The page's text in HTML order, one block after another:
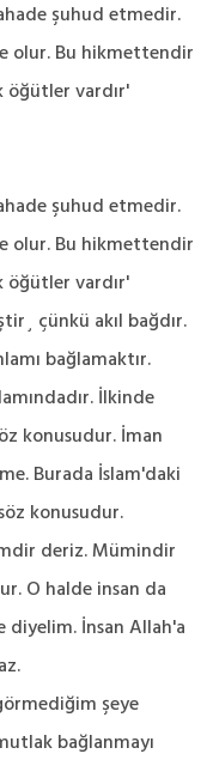
şuhud etmedir.
olur. Bu hikmettendir
öğütler vardır'
şuhud etmedir.
olur. Bu hikmettendir
öğütler vardır'
çünkü akıl bağdır.
bağlamaktır.
İlkinde
konusudur. İman
Burada İslam'daki
konusudur.
deriz. Mümindir
O halde insan da
diyelim. İnsan Allah'a
şeye
bağlanmayı